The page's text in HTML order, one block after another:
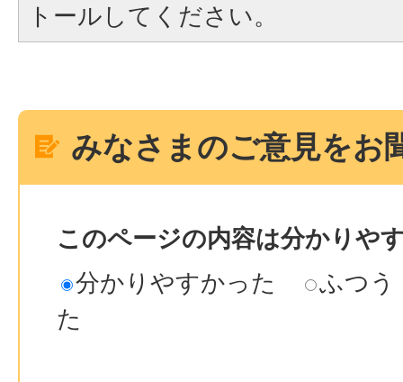
トールしてください。
みなさまのご意見をお
このページの内容は分かりや
分かりやすかった
ふつう
た